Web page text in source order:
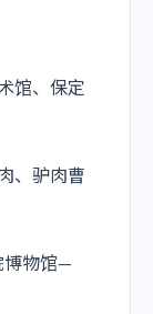
馆、保定
、驴肉曹
博物馆—